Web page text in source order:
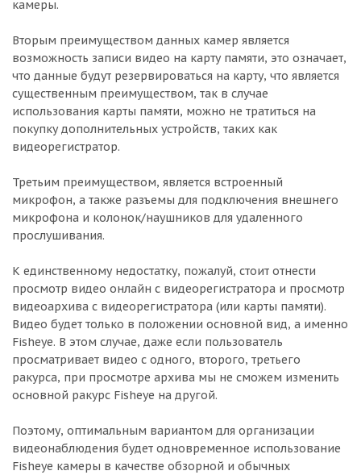
камеры.
Вторым преимуществом данных камер является
возможность записи видео на карту памяти, это означает,
что данные будут резервироваться на карту, что является
существенным преимуществом, так в случае
использования карты памяти, можно не тратиться на
покупку дополнительных устройств, таких как
видеорегистратор.
Третьим преимуществом, является встроенный
микрофон, а также разъемы для подключения внешнего
микрофона и колонок/наушников для удаленного
прослушивания.
К единственному недостатку, пожалуй, стоит отнести
просмотр видео онлайн с видеорегистратора и просмотр
видеоархива с видеорегистратора (или карты памяти).
Видео будет только в положении основной вид, а именно
Fisheye. В этом случае, даже если пользователь
просматривает видео с одного, второго, третьего
ракурса, при просмотре архива мы не сможем изменить
основной ракурс Fisheye на другой.
Поэтому, оптимальным вариантом для организации
видеонаблюдения будет одновременное использование
Fisheye камеры в качестве обзорной и обычных